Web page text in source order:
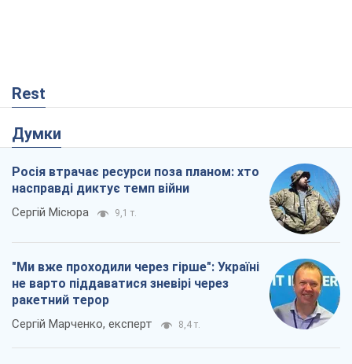
Rest
Думки
Росія втрачає ресурси поза планом: хто
насправді диктує темп війни
Сергій Місюра 9,1 т.
"Ми вже проходили через гірше": Україні
не варто піддаватися зневірі через
ракетний терор
Сергій Марченко, експерт 8,4 т.